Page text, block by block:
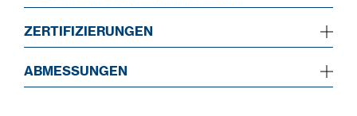
ZERTIFIZIERUNGEN
ABMESSUNGEN